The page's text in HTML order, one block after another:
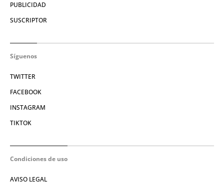
PUBLICIDAD
SUSCRIPTOR
Síguenos
TWITTER
FACEBOOK
INSTAGRAM
TIKTOK
Condiciones de uso
AVISO LEGAL